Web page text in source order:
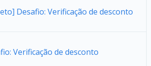
Desafio: Verificação de desconto
Verificação de desconto